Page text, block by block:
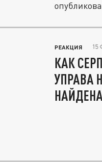
РЕАКЦИЯ 15
КАК
УПРАВА